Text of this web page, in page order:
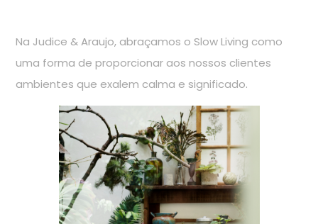
Na Judice & Araujo, abraçamos o Slow Living como
uma forma de proporcionar aos nossos clientes
ambientes que exalem calma e significado.